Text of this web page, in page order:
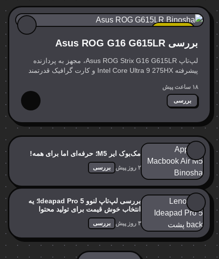
بررسی Asus ROG G16 G615LR
لپ‌تاپ Asus ROG Strix G16 G615LR، مجهز به پردازنده
پیشرفته Intel Core Ultra 9 275HX و کارت گرافیک قدرتمند
در عرصه…
۱۸ ساعت پیش
بررسی
مک‌بوک ایر M5؛ حرفه‌ای اما برای همه!
۲ روز پیش بررسی
بررسی لپ‌تاپ لنوو Ideapad Pro 5؛ یه
انتخاب خوش قیمت برای تولید محتوا
۳ روز پیش بررسی